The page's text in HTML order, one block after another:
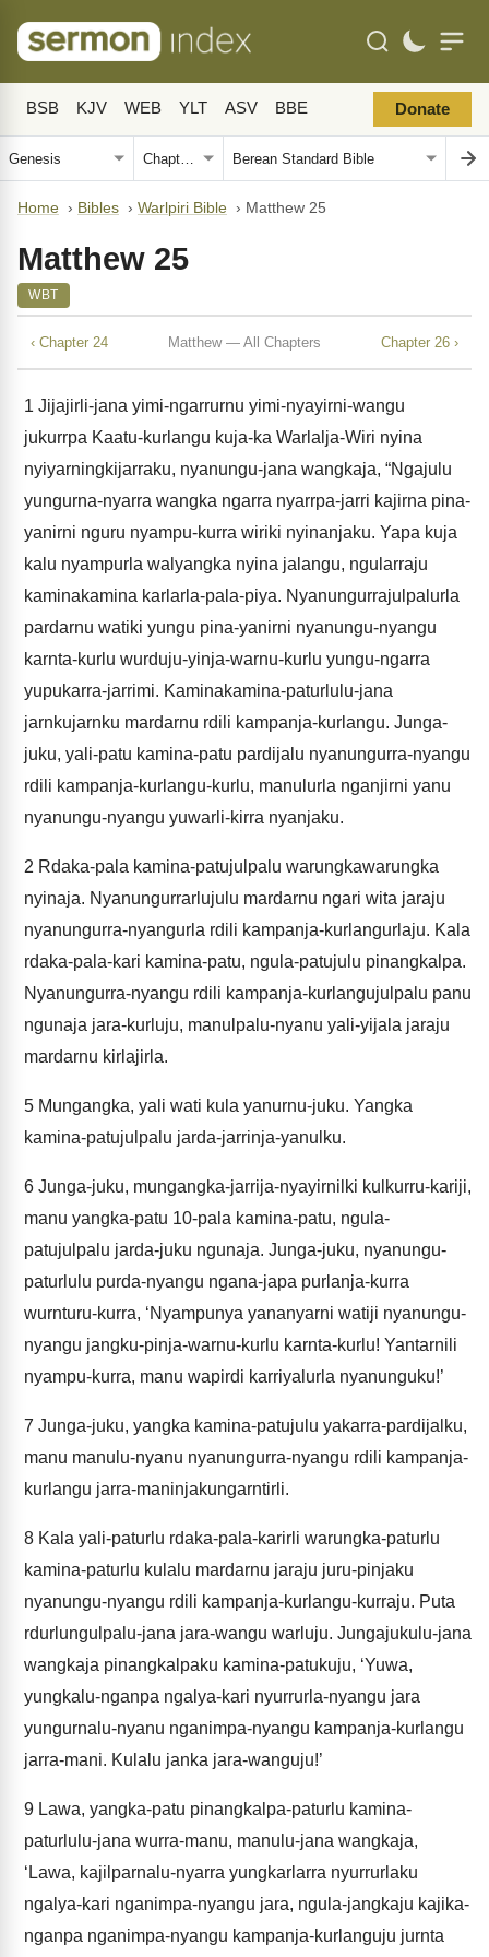
BSB KJV WEB YLT ASV BBE Donate
Home › Bibles › Warlpiri Bible › Matthew 25
Matthew 25
WBT
‹ Chapter 24 Matthew — All Chapters Chapter 26 ›
1 Jijajirli-jana yimi-ngarrurnu yimi-nyayirni-wangu
jukurrpa Kaatu-kurlangu kuja-ka Warlalja-Wiri nyina
nyiyarningkijarraku, nyanungu-jana wangkaja, “Ngajulu
yungurna-nyarra wangka ngarra nyarrpa-jarri kajirna pina-
yanirni nguru nyampu-kurra wiriki nyinanjaku. Yapa kuja
kalu nyampurla walyangka nyina jalangu, ngularraju
kaminakamina karlarla-pala-piya. Nyanungurrajulpalurla
pardarnu watiki yungu pina-yanirni nyanungu-nyangu
karnta-kurlu wurduju-yinja-warnu-kurlu yungu-ngarra
yupukarra-jarrimi. Kaminakamina-paturlulu-jana
jarnkujarnku mardarnu rdili kampanja-kurlangu. Junga-
juku, yali-patu kamina-patu pardijalu nyanungurra-nyangu
rdili kampanja-kurlangu-kurlu, manulurla nganjirni yanu
nyanungu-nyangu yuwarli-kirra nyanjaku.
2 Rdaka-pala kamina-patujulpalu warungkawarungka
nyinaja. Nyanungurrarlujulu mardarnu ngari wita jaraju
nyanungurra-nyangurla rdili kampanja-kurlangurlaju. Kala
rdaka-pala-kari kamina-patu, ngula-patujulu pinangkalpa.
Nyanungurra-nyangu rdili kampanja-kurlangujulpalu panu
ngunaja jara-kurluju, manulpalu-nyanu yali-yijala jaraju
mardarnu kirlajirla.
5 Mungangka, yali wati kula yanurnu-juku. Yangka
kamina-patujulpalu jarda-jarrinja-yanulku.
6 Junga-juku, mungangka-jarrija-nyayirnilki kulkurru-kariji,
manu yangka-patu 10-pala kamina-patu, ngula-
patujulpalu jarda-juku ngunaja. Junga-juku, nyanungu-
paturlulu purda-nyangu ngana-japa purlanja-kurra
wurnturu-kurra, ‘Nyampunya yananyarni watiji nyanungu-
nyangu jangku-pinja-warnu-kurlu karnta-kurlu! Yantarnili
nyampu-kurra, manu wapirdi karriyalurla nyanunguku!’
7 Junga-juku, yangka kamina-patujulu yakarra-pardijalku,
manu manulu-nyanu nyanungurra-nyangu rdili kampanja-
kurlangu jarra-maninjakungarntirli.
8 Kala yali-paturlu rdaka-pala-karirli warungka-paturlu
kamina-paturlu kulalu mardarnu jaraju juru-pinjaku
nyanungu-nyangu rdili kampanja-kurlangu-kurraju. Puta
rdurlungulpalu-jana jara-wangu warluju. Jungajukulu-jana
wangkaja pinangkalpaku kamina-patukuju, ‘Yuwa,
yungkalu-nganpa ngalya-kari nyurrurla-nyangu jara
yungurnalu-nyanu nganimpa-nyangu kampanja-kurlangu
jarra-mani. Kulalu janka jara-wanguju!’
9 Lawa, yangka-patu pinangkalpa-paturlu kamina-
paturlulu-jana wurra-manu, manulu-jana wangkaja,
‘Lawa, kajilparnalu-nyarra yungkarlarra nyurrurlaku
ngalya-kari nganimpa-nyangu jara, ngula-jangkaju kajika-
nganpa nganimpa-nyangu kampanja-kurlanguju jurnta